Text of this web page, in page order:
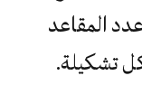
المقاعد
تشكيلة.